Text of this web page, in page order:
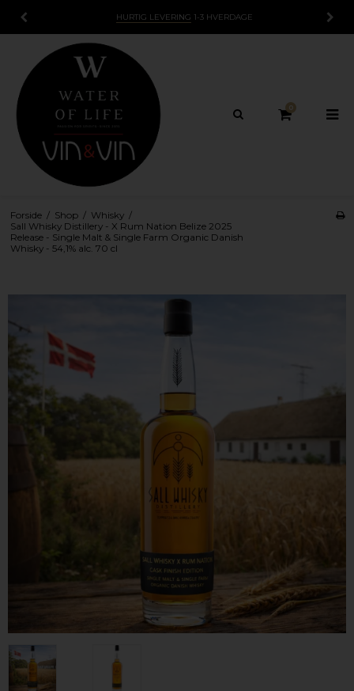
15 DAGESFORTRYDELSESRET
0
Forside / Shop / Whisky /
Sall Whisky Distillery - X Rum Nation Belize 2025
Release - Single Malt & Single Farm Organic Danish
Whisky - 54,1% alc. 70 cl